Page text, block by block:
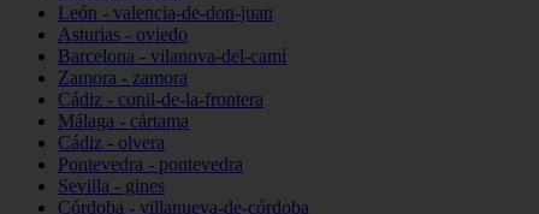
León - valencia-de-don-juan
Asturias - oviedo
Barcelona - vilanova-del-camí
Zamora - zamora
Cádiz - conil-de-la-frontera
Málaga - cártama
Cádiz - olvera
Pontevedra - pontevedra
Sevilla - gines
Córdoba - villanueva-de-córdoba